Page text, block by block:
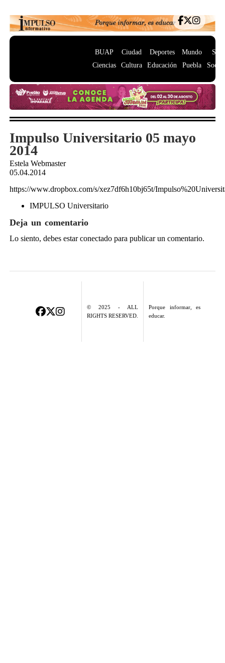
BUAP
Ciencias
Ciudad
Cultura
Deportes
Educación
Mundo
Puebla
Impulso Universitario 05 mayo
2014
Estela Webmaster
05.04.2014
https://www.dropbox.com/s/xez7df6h10bj65t/
IMPULSO Universitario
Deja un comentario
Lo siento, debes estarconectadopara publicar un comentario.
© 2025 - ALL
RIGHTS RESERVED.
Porque informar, es
educar.